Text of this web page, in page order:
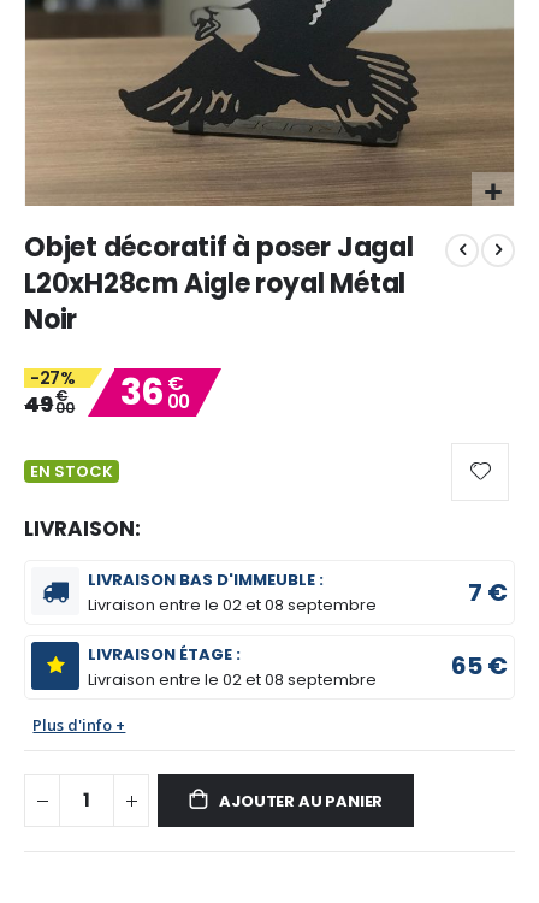
to
the
beginning
of
images
gallery
Objet décoratif à poser Jagal
L20xH28cm Aigle royal Métal
Noir
-27%
49€
00 36 €
00
EN STOCK
LIVRAISON:
LIVRAISON BAS D'IMMEUBLE :
Livraison entre le02 et 08 septembre 7 €
LIVRAISON ÉTAGE :
Livraison entre le02 et 08 septembre 65 €
Plus d'info +
AJOUTER AU PANIER